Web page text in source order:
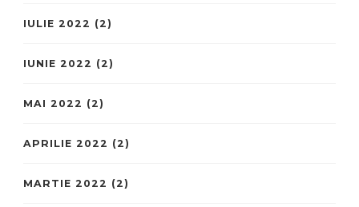
IULIE 2022 (2)
IUNIE 2022 (2)
MAI 2022 (2)
APRILIE 2022 (2)
MARTIE 2022 (2)